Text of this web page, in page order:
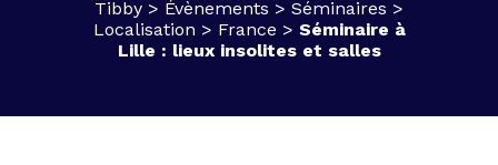
Tibby > Évènements > Séminaires >
Localisation > France > Séminaire à
Lille : lieux insolites et salles